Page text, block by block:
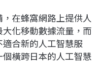
在蜂窩網路上提供人
化移動數據流量，而
合新的人工智慧服
橫跨日本的人工智慧